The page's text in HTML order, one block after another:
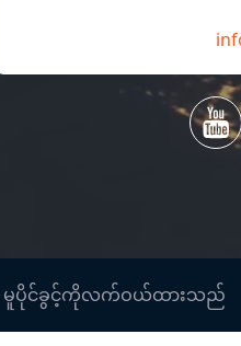
မူပိုင်ခွင့်ကိုလက်ဝယ်ထားသည်